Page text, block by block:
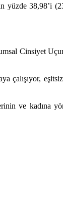
38,98’i
Cinsiyet
çalışıyor,
ve kadına